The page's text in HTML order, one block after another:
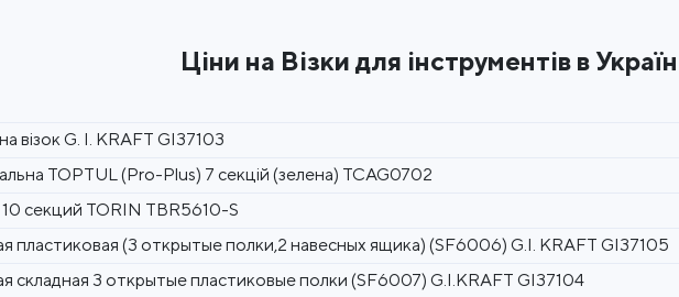
Ціни на Візки для інструментів в
візок G. I. KRAFT GI37103
TOPTUL (Pro-Plus) 7 секцій (зелена) TCAG0702
секций TORIN TBR5610-S
пластиковая (3 открытые полки,2 навесных ящика) (SF6006) G.I. KRAFT GI37105
складная 3 открытые пластиковые полки (SF6007) G.I.KRAFT GI37104